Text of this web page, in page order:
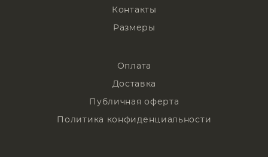
Контакты
Размеры
Оплата
Доставка
Публичная оферта
Политика конфиденциальности